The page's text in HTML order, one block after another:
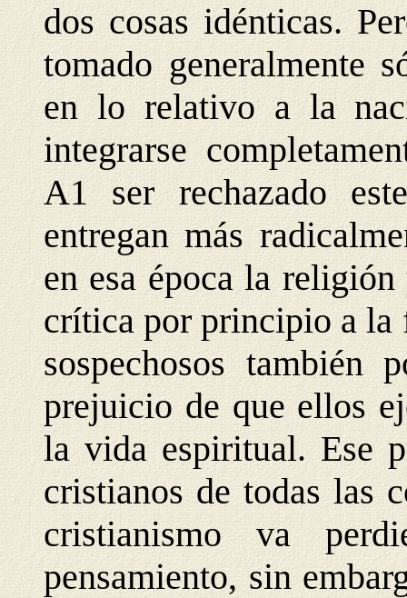
dos cosas idénticas.
tomado generalmente
en lo relativo a la
integrarse
A1 ser rechazado
entregan más
en esa época la
crítica por principio a la
sospechosos
prejuicio de que ellos
la vida espiritual. Ese
cristianos de todas las
cristianismo va
pensamiento, sin